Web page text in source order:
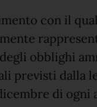
con il
obblighi
previsti dalla
di ogni